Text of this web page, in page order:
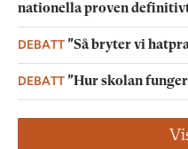
nationella proven
DEBATT”Så bryter vi
DEBATT”Hur skolan